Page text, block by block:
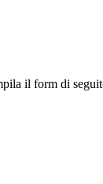
il form di